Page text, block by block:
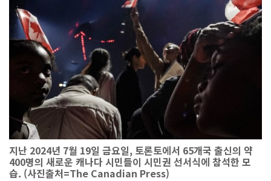
지난 2024년 7월 19일 금요일, 토론토에서 65개국 출신의 약
400명의 새로운 캐나다 시민들이 시민권 선서식에 참석한 모
습. (사진출처=The Canadian Press)